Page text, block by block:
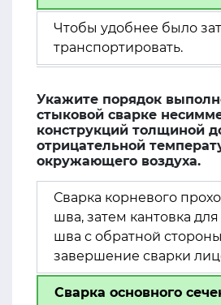
Чтобы удобнее было
транспортировать.
Укажите порядок
стыковой сварке
конструкций толщиной
отрицательной
окружающего воздуха.
Сварка корневого
шва, затем кантовка
шва с обратной
завершение сварки
Сварка основного